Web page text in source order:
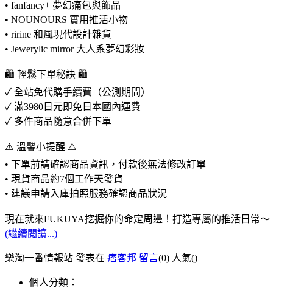
• fanfancy+ 夢幻痛包與飾品
• NOUNOURS 實用推活小物
• ririne 和風現代設計雜貨
• Jewerylic mirror 大人系夢幻彩妝
🛍️ 輕鬆下單秘訣 🛍️
✓ 全站免代購手續費（公測期間）
✓ 滿3980日元即免日本國內運費
✓ 多件商品隨意合併下單
⚠️ 溫馨小提醒 ⚠️
• 下單前請確認商品資訊，付款後無法修改訂單
• 現貨商品約7個工作天發貨
• 建議申請入庫拍照服務確認商品狀況
現在就來FUKUYA挖掘你的命定周邊！打造專屬的推活日常～
(繼續閱讀...)
樂淘一番情報站 發表在 痞客邦 留言(0) 人氣()
個人分類：